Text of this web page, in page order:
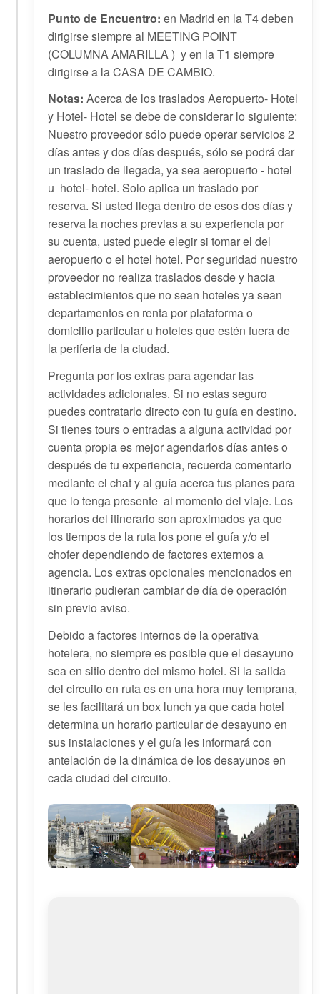
Punto de Encuentro:en Madrid en la T4 deben
dirigirse siempre al MEETING POINT
(COLUMNA AMARILLA ) y en la T1 siempre
dirigirse a la CASA DE CAMBIO.
Notas: Acerca de los traslados Aeropuerto- Hotel
y Hotel- Hotel se debe de considerar lo siguiente:
Nuestro proveedor sólo puede operar servicios 2
días antes y dos días después, sólo se podrá dar
un traslado de llegada, ya sea aeropuerto - hotel
u hotel- hotel. Solo aplica un traslado por
reserva. Si usted llega dentro de esos dos días y
reserva la noches previas a su experiencia por
su cuenta, usted puede elegir si tomar el del
aeropuerto o el hotel hotel. Por seguridad nuestro
proveedor no realiza traslados desde y hacia
establecimientos que no sean hoteles ya sean
departamentos en renta por plataforma o
domicilio particular u hoteles que estén fuera de
la periferia de la ciudad.
Pregunta por los extras para agendar las
actividades adicionales. Si no estas seguro
puedes contratarlo directo con tu guía en destino.
Si tienes tours o entradas a alguna actividad por
cuenta propia es mejor agendarlos días antes o
después de tu experiencia, recuerda comentarlo
mediante el chat y al guía acerca tus planes para
que lo tenga presente al momento del viaje. Los
horarios del itinerario son aproximados ya que
los tiempos de la ruta los pone el guía y/o el
chofer dependiendo de factores externos a
agencia. Los extras opcionales mencionados en
itinerario pudieran cambiar de día de operación
sin previo aviso.
Debido a factores internos de la operativa
hotelera, no siempre es posible que el desayuno
sea en sitio dentro del mismo hotel. Si la salida
del circuito en ruta es en una hora muy temprana,
se les facilitará un box lunch ya que cada hotel
determina un horario particular de desayuno en
sus instalaciones y el guía les informará con
antelación de la dinámica de los desayunos en
cada ciudad del circuito.